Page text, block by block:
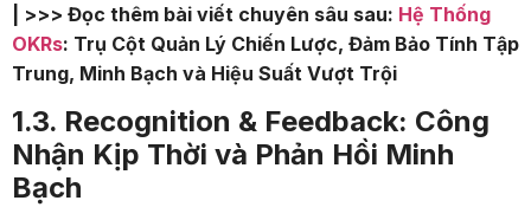
| >>> Đọc thêm bài viết chuyên sâu sau: Hệ Thống
OKRs: Trụ Cột Quản Lý Chiến Lược, Đảm Bảo Tính Tập
Trung, Minh Bạch và Hiệu Suất Vượt Trội
1.3. Recognition & Feedback: Công
Nhận Kịp Thời và Phản Hồi Minh
Bạch